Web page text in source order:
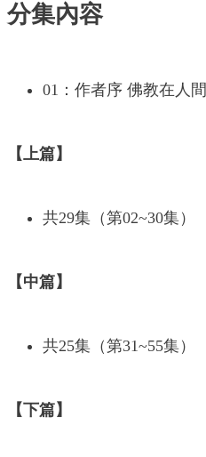
分集內容
01：作者序 佛教在人間
【上篇】
共29集（第02~30集）
【中篇】
共25集（第31~55集）
【下篇】